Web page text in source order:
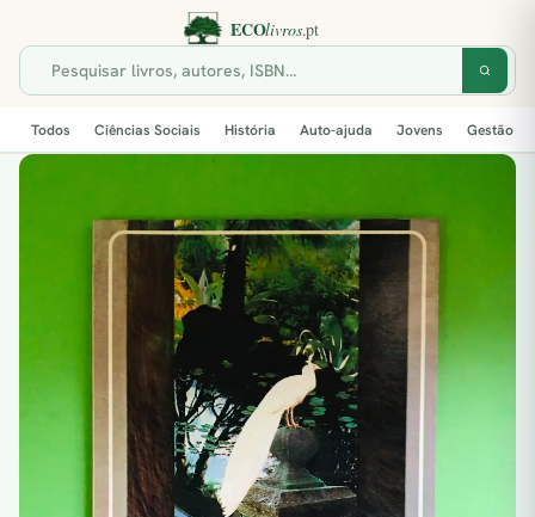
Todos Ciências Sociais História Auto-ajuda Jovens Gestão